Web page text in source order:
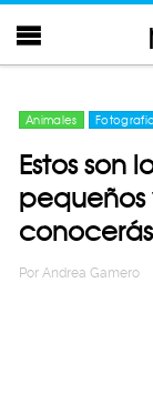
Animales
Estos son
pequeños
Por Andrea Gamero